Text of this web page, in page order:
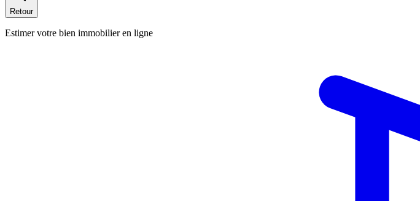
Retour
Estimer votre bien immobilier en ligne